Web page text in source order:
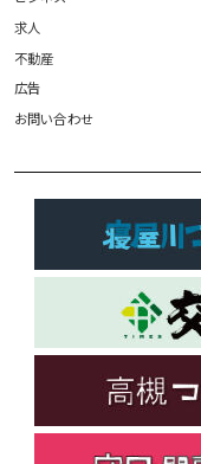
求人
不動産
広告
お問い合わせ